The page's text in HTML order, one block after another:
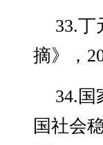
33.
摘》，
34.国
国社会